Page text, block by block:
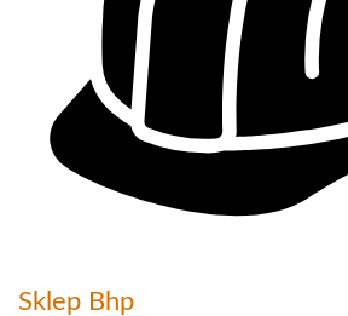
Sklep Bhp